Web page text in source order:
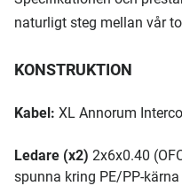
naturligt steg mellan vår
KONSTRUKTION
Kabel: XL Annorum
Ledare (x2) 2x6x0.40
spunna kring PE/PP-kärna